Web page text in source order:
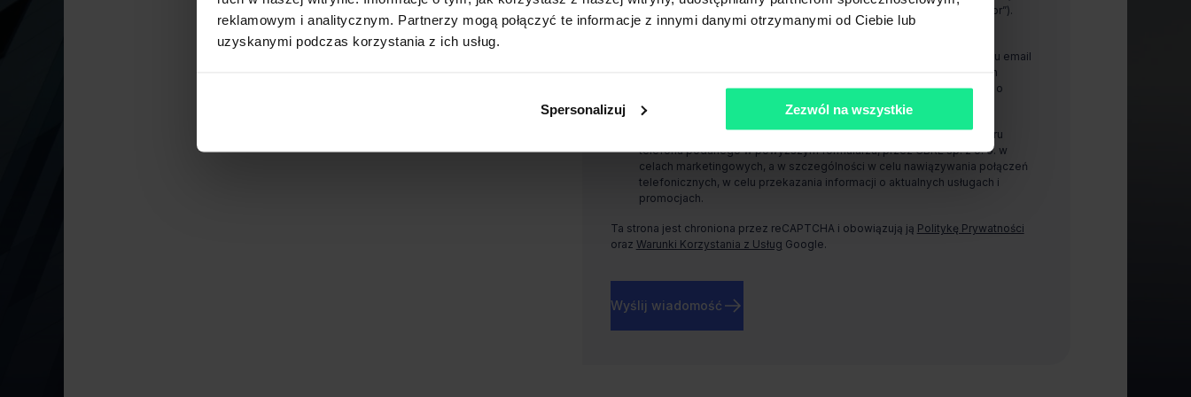
reklamowym i analitycznym. Partnerzy mogą połączyć te informacje z innymi danymi otrzymanymi od Ciebie lub
uzyskanymi podczas korzystania z ich usług.
Spersonalizuj Zezwól na wszystkie
Warszawie, Rondo Daszyńskiego 1, 00-843 Warszawa (dalej „Administrator”).
Wyrażam zgodę, na przetwarzanie i wykorzystywanie mojego adresu email
podanego w powyższym formularzu, przez CBRE sp. z o. o. w celach
marketingowych, a w szczególności w celu otrzymywania informacji o
aktualnych usługach i promocjach.
Wyrażam zgodę, na przetwarzanie i wykorzystywanie mojego numeru
telefonu podanego w powyższym formularzu, przez CBRE sp. z o. o. w
celach marketingowych, a w szczególności w celu nawiązywania połączeń
telefonicznych, w celu przekazania informacji o aktualnych usługach i
promocjach.
Ta strona jest chroniona przez reCAPTCHA i obowiązują ją Politykę Prywatności
oraz Warunki Korzystania z Usług Google.
Wyślij wiadomość